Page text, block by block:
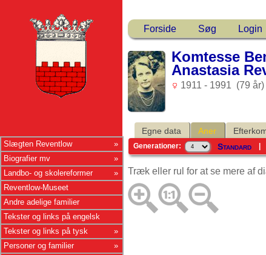
Slægten Reventlow
Biografier mv
Landbo- og skolereformer
Reventlow-Museet
Andre adelige familier
Tekster og links på engelsk
Tekster og links på tysk
Personer og familier
Forside Søg Login
Komtesse
Anastasia
1911 - 1991 (79 år)
Egne data Aner
Generationer: Standard
Træk eller rul for at se mere af